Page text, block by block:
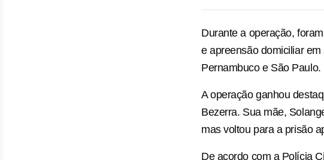
Durante a operação,
e apreensão domiciliar
Pernambuco e São Paulo.
A operação ganhou
Bezerra. Sua mãe,
mas voltou para a prisão
De acordo com a Polícia